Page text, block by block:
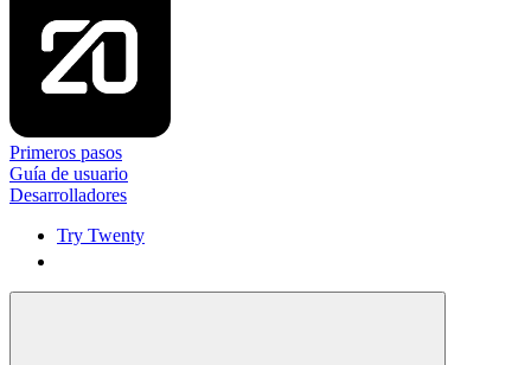
Primeros pasos
Guía de usuario
Desarrolladores
Try Twenty